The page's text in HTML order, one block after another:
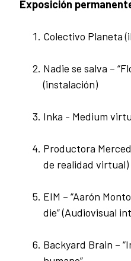
Exposición
Colectivo Planeta
Nadie se salva –
(instalación)
Inka - Medium
Productora
de realidad virtual)
EIM – “Aarón
die” (Audiovisual
Backyard Brain –